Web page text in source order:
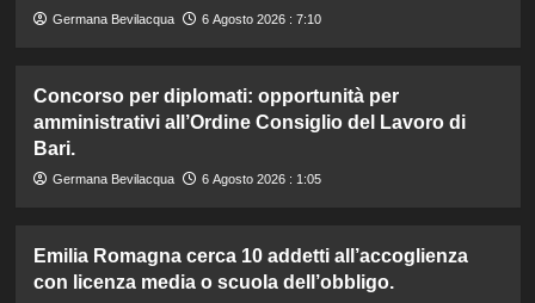
Germana Bevilacqua 6 Agosto 2026 : 7:10
Concorso per diplomati: opportunità per
amministrativi all’Ordine Consiglio del Lavoro di
Bari.
Germana Bevilacqua 6 Agosto 2026 : 1:05
Emilia Romagna cerca 10 addetti all’accoglienza
con licenza media o scuola dell’obbligo.